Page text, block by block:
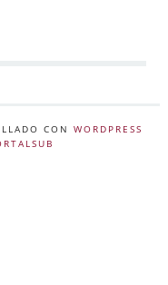
CON WORDPRESS